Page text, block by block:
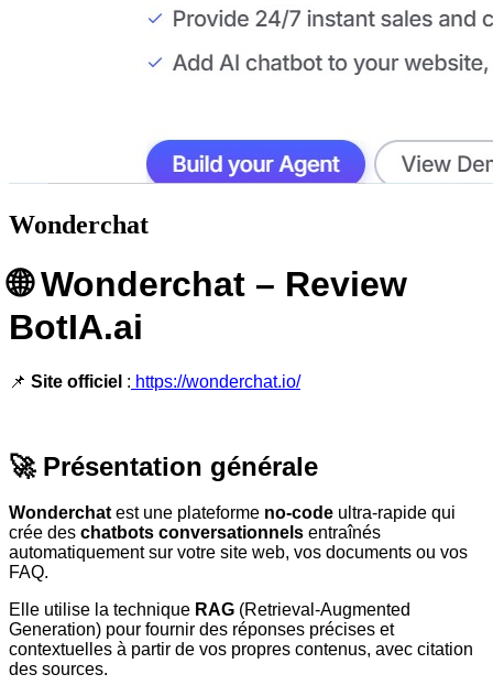
Wonderchat
🌐 Wonderchat – Review
BotIA.ai
📌 Site officiel : https://wonderchat.io/
🚀 Présentation générale
Wonderchatest une plateforme no-code ultra-rapide qui
crée des chatbots conversationnels entraînés
automatiquement sur votre site web, vos documents ou vos
FAQ.
Elle utilise la technique RAG (Retrieval-Augmented
Generation) pour fournir des réponses précises et
contextuelles à partir de vos propres contenus, avec citation
des sources.